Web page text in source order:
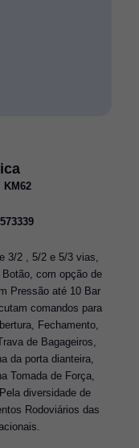
KM62
3/2 , 5/2 e 5/3 vias,
com opção de
Pressão até 10 Bar
comandos para
Fechamento,
de Bagageiros,
da porta dianteira,
Tomada de Força,
diversidade de
Rodoviários das